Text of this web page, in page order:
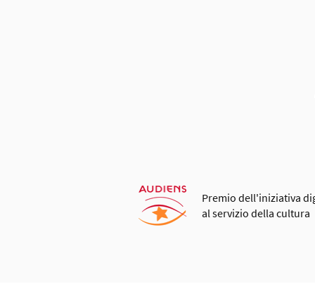
Premio dell'iniziativa
al servizio della cultura